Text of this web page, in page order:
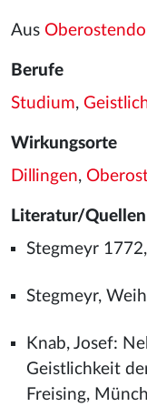
Aus
Berufe
Studium,
Wirkungsorte
Dillingen,
Literatur/Quellen
Stegmeyr
Stegmeyr,
Knab, Josef:
Geistlichkeit
Freising,